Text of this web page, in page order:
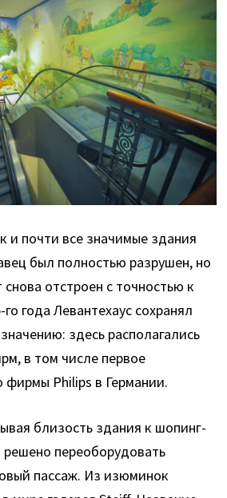
и почти все значимые здания
был полностью разрушен, но
снова отстроен с точностью к
года Левантехаус сохранял
здесь располагались
в том числе первое
фирмы Philips в Германии.
близость здания к шопинг-
решено переоборудовать
пассаж. Из изюминок